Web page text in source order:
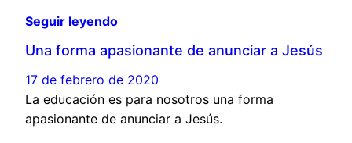
Seguir leyendo
Una forma apasionante de anunciar a Jesús
17 de febrero de 2020
La educación es para nosotros una forma
apasionante de anunciar a Jesús.